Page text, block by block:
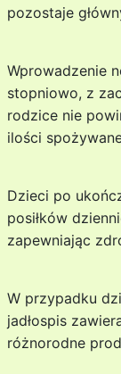
pozostaje
Wprowadzenie
stopniowo, z
rodzice nie
ilości
Dzieci po
posiłków
zapewniając
W przypadku
jadłospis
różnorodne